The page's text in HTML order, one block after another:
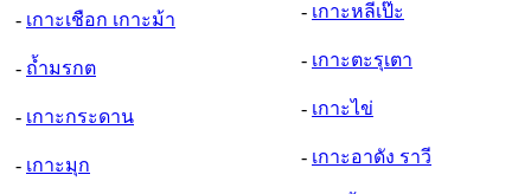
- เกาะเชือก เกาะม้า
- ถ้ำมรกต
- เกาะกระดาน
- เกาะมุก
- เกาะหลีเป๊ะ
- เกาะตะรุเตา
- เกาะไข่
- เกาะอาดัง ราวี